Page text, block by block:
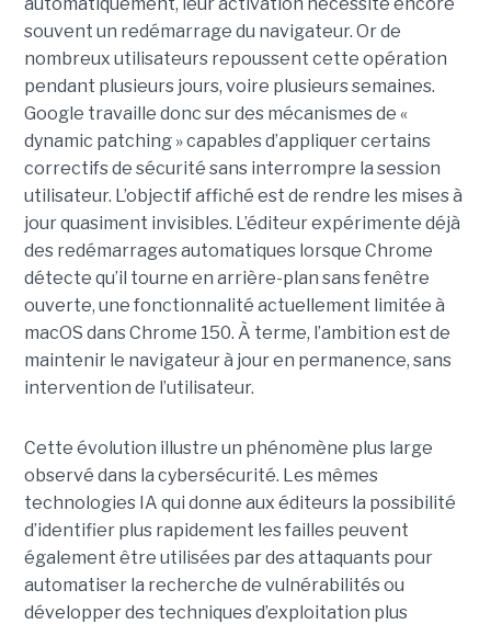
souvent un redémarrage du navigateur. Or de
nombreux utilisateurs repoussent cette opération
pendant plusieurs jours, voire plusieurs semaines.
Google travaille donc sur des mécanismes de «
dynamic patching » capables d’appliquer certains
correctifs de sécurité sans interrompre la session
utilisateur. L’objectif affiché est de rendre les mises à
jour quasiment invisibles. L’éditeur expérimente déjà
des redémarrages automatiques lorsque Chrome
détecte qu’il tourne en arrière-plan sans fenêtre
ouverte, une fonctionnalité actuellement limitée à
macOS dans Chrome 150. À terme, l’ambition est de
maintenir le navigateur à jour en permanence, sans
intervention de l’utilisateur.
Cette évolution illustre un phénomène plus large
observé dans la cybersécurité. Les mêmes
technologies IA qui donne aux éditeurs la possibilité
d’identifier plus rapidement les failles peuvent
également être utilisées par des attaquants pour
automatiser la recherche de vulnérabilités ou
développer des techniques d’exploitation plus